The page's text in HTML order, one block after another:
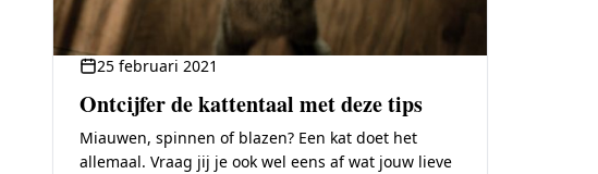
25 februari 2021
Ontcijfer de kattentaal met deze tips
Miauwen, spinnen of blazen? Een kat doet het
allemaal. Vraag jij je ook wel eens af wat jouw lieve